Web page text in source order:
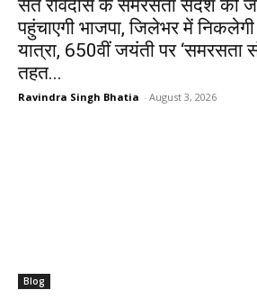
संत रविदास के समरसता संदेश को
पहुंचाएगी भाजपा, जिलेभर में
यात्रा, 650वीं जयंती पर ‘समरसता
तहत...
Ravindra Singh Bhatia - August 3, 2026
Blog